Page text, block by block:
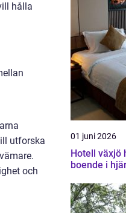
hålla
utforska
och
01 juni 2026
Hotell växjö hitta rätt
boende i